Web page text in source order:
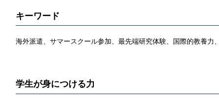
キーワード
海外派遣、サマースクール参加、最先端研究体験、国際的教養力
学生が身につける力